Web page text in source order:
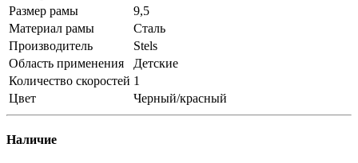
Размер рамы
9,5
Материал рамы
Сталь
Производитель
Stels
Область применения
Детские
Количество скоростей 1
Цвет
Черный/красный
Наличие